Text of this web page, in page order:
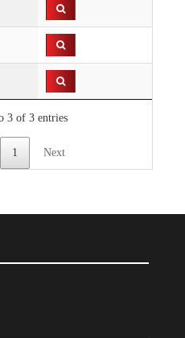
3 of 3 entries
1 Next